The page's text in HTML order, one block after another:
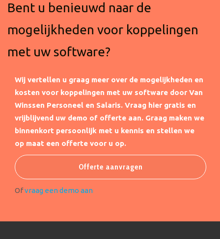
Bent u benieuwd naar de
mogelijkheden voor koppelingen
met uw software?
Wij vertellen u graag meer over de mogelijkheden en
kosten voor koppelingen met uw software door Van
Winssen Personeel en Salaris. Vraag hier gratis en
vrijblijvend uw demo of offerte aan. Graag maken we
binnenkort persoonlijk met u kennis en stellen we
op maat een offerte voor u op.
Offerte aanvragen
Ofvraag een demo aan